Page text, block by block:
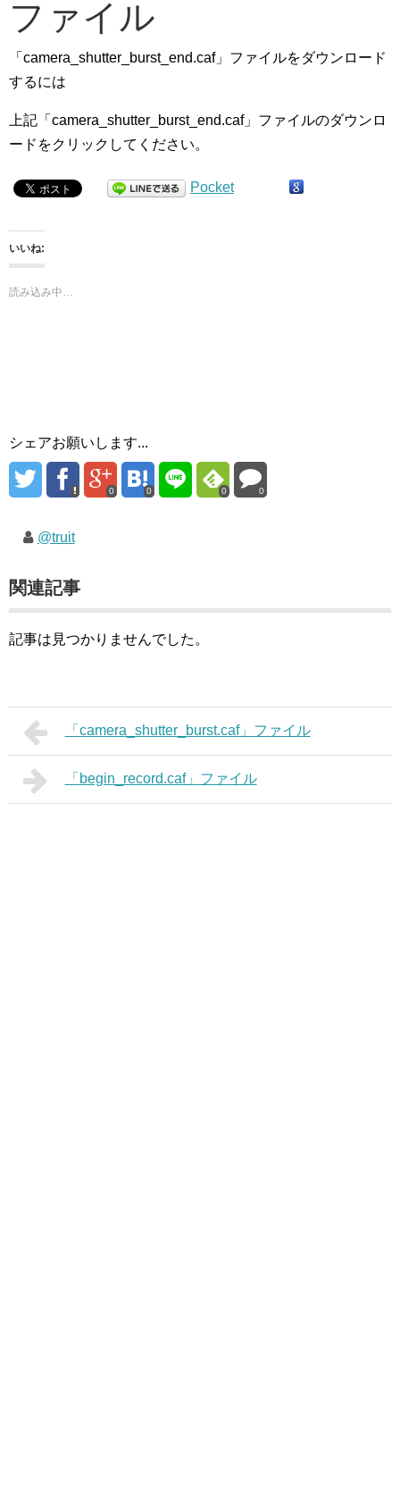
ファイル
「camera_shutter_burst_end.caf」ファイルをダウンロード
するには
上記「camera_shutter_burst_end.caf」ファイルのダウンロ
ードをクリックしてください。
Pocket
いいね:
読み込み中…
シェアお願いします...
0 0 0 0
@truit
関連記事
記事は見つかりませんでした。
「camera_shutter_burst.caf」ファイル
「begin_record.caf」ファイル